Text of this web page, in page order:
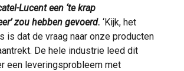
Lucent een ‘te krap
zou hebben gevoerd. ‘Kijk, het
is dat de vraag naar onze producten
De hele industrie leed dit
een leveringsprobleem met